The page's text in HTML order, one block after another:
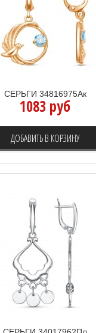
СЕРЬГИ 34816975Ак
1083 руб
ДОБАВИТЬ В КОРЗИНУ